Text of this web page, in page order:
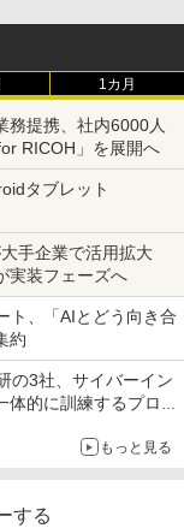
1カ月
務提携、社内6000人
RICOH」を展開へ
タブレット
手企業で活用拡大
実装フェーズへ
ト、「AIとどう向き合
約
の3社、サイバーイン
体的に訓練するプログ
もっと見る
する